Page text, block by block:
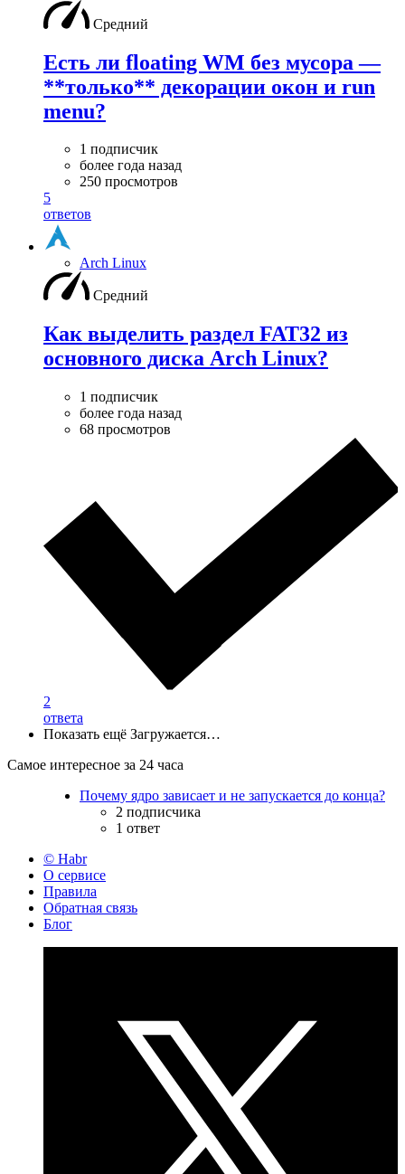
Средний
Есть ли floating WM без мусора —
**только** декорации окон и run
menu?
1 подписчик
более года назад
250 просмотров
5
ответов
Arch Linux
Средний
Как выделить раздел FAT32 из
основного диска Arch Linux?
1 подписчик
более года назад
68 просмотров
2
ответа
Показать ещё Загружается…
Самое интересное за 24 часа
Почему ядро зависает и не запускается до конца?
2 подписчика
1 ответ
© Habr
О сервисе
Правила
Обратная связь
Блог